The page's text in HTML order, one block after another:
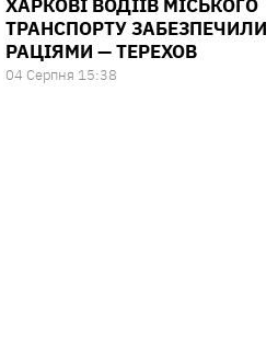
ХАРКОВІ ВОДІЇВ МІСЬКОГО
ТРАНСПОРТУ ЗАБЕЗПЕЧИЛИ
РАЦІЯМИ — ТЕРЕХОВ
04 Серпня 15:38